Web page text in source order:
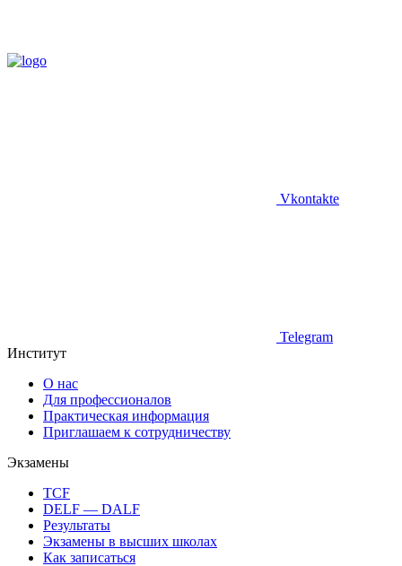
Vkontakte
Telegram
Институт
О нас
Для профессионалов
Практическая информация
Приглашаем к сотрудничеству
Экзамены
TCF
DELF — DALF
Результаты
Экзамены в высших школах
Как записаться